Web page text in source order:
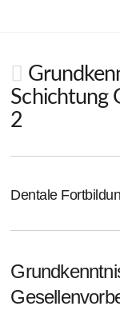
Schichtung
2
Dentale